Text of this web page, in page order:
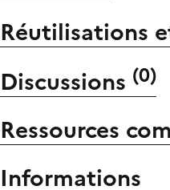
Réutilisations
Discussions (0)
Ressources
Informations